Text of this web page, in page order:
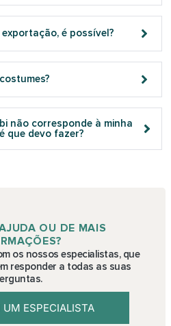
é possível?
não corresponde à minha
que devo fazer?
OU DE MAIS
os nossos especialistas, que
responder a todas as suas
UM ESPECIALISTA